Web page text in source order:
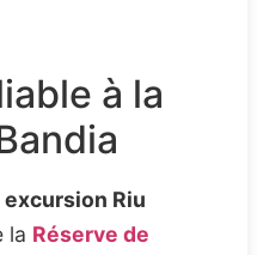
à la
excursion Riu
la Réserve de